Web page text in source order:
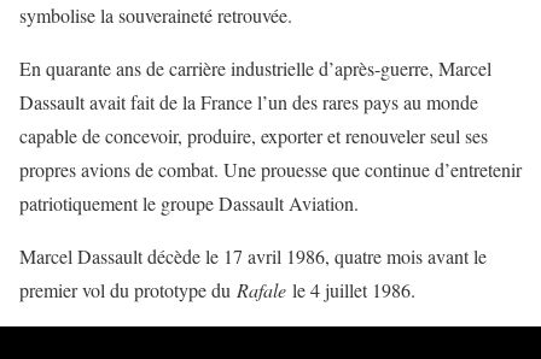
symbolise la souveraineté retrouvée.
En quarante ans de carrière industrielle d’après-guerre, Marcel
Dassault avait fait de la France l’un des rares pays au monde
capable de concevoir, produire, exporter et renouveler seul ses
propres avions de combat. Une prouesse que continue d’entretenir
patriotiquement le groupe Dassault Aviation.
Marcel Dassault décède le 17 avril 1986, quatre mois avant le
premier vol du prototype du Rafale le 4 juillet 1986.